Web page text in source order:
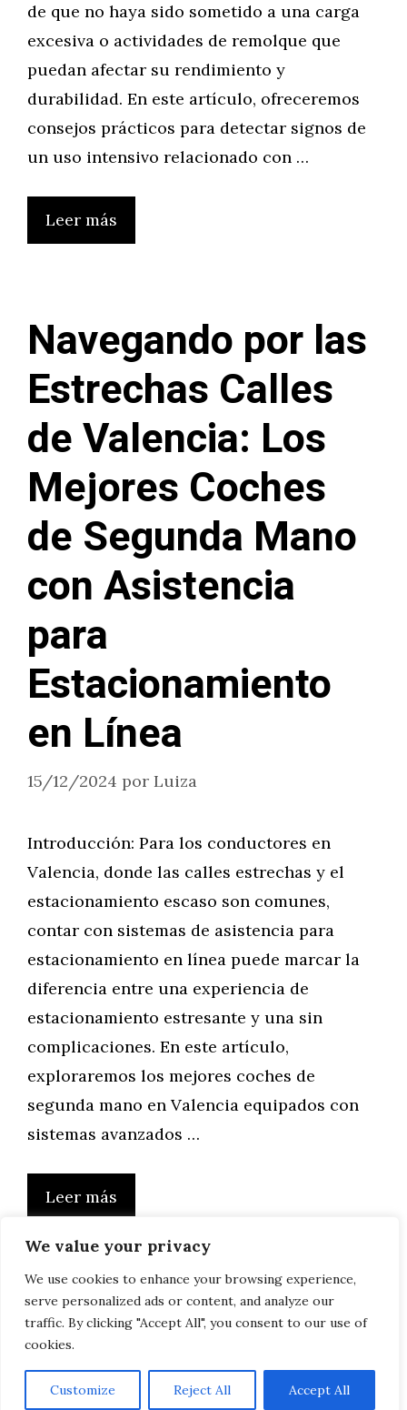
We value your privacy
We use cookies to enhance your browsing experience,
serve personalized ads or content, and analyze our
traffic. By clicking "Accept All", you consent to our use of
cookies.
Customize Reject All Accept All
de que no haya sido sometido a una carga
excesiva o actividades de remolque que
puedan afectar su rendimiento y
durabilidad. En este artículo, ofreceremos
consejos prácticos para detectar signos de
un uso intensivo relacionado con …
Leer más
Navegando por las
Estrechas Calles
de Valencia: Los
Mejores Coches
de Segunda Mano
con Asistencia
para
Estacionamiento
en Línea
15/12/2024 por Luiza
Introducción: Para los conductores en
Valencia, donde las calles estrechas y el
estacionamiento escaso son comunes,
contar con sistemas de asistencia para
estacionamiento en línea puede marcar la
diferencia entre una experiencia de
estacionamiento estresante y una sin
complicaciones. En este artículo,
exploraremos los mejores coches de
segunda mano en Valencia equipados con
sistemas avanzados …
Leer más
←Anterior Página
1 Página
2 Página
3 … Página
8 Siguiente→
AVISO LEGAL, POLITICA DE PRIVACIDAD, COOKIES